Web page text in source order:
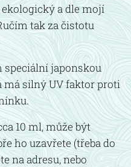
a dle mojí
tak za čistotu
speciální japonskou
silný UV faktor proti
10 ml, může být
ho uzavřete (třeba do
na adresu, nebo